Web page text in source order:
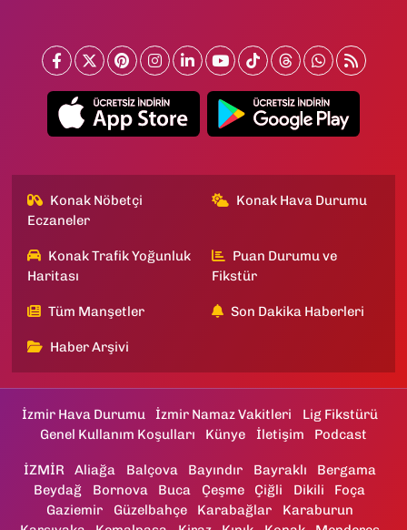
Konak Nöbetçi
Eczaneler
Konak Hava Durumu
Konak Trafik Yoğunluk
Haritası
Puan Durumu ve
Fikstür
Tüm Manşetler Son Dakika Haberleri
Haber Arşivi
İzmir Hava Durumu İzmir Namaz Vakitleri
Lig Fikstürü
Genel Kullanım Koşulları
Künye İletişim Podcast
İZMİR Aliağa Balçova Bayındır Bayraklı
Bergama
Beydağ
Bornova Buca Çeşme Çiğli Dikili
Foça
Gaziemir
Güzelbahçe Karabağlar
Karaburun